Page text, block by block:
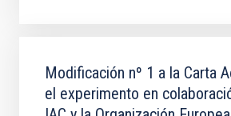
Modificación nº 1 a la Carta
el experimento en